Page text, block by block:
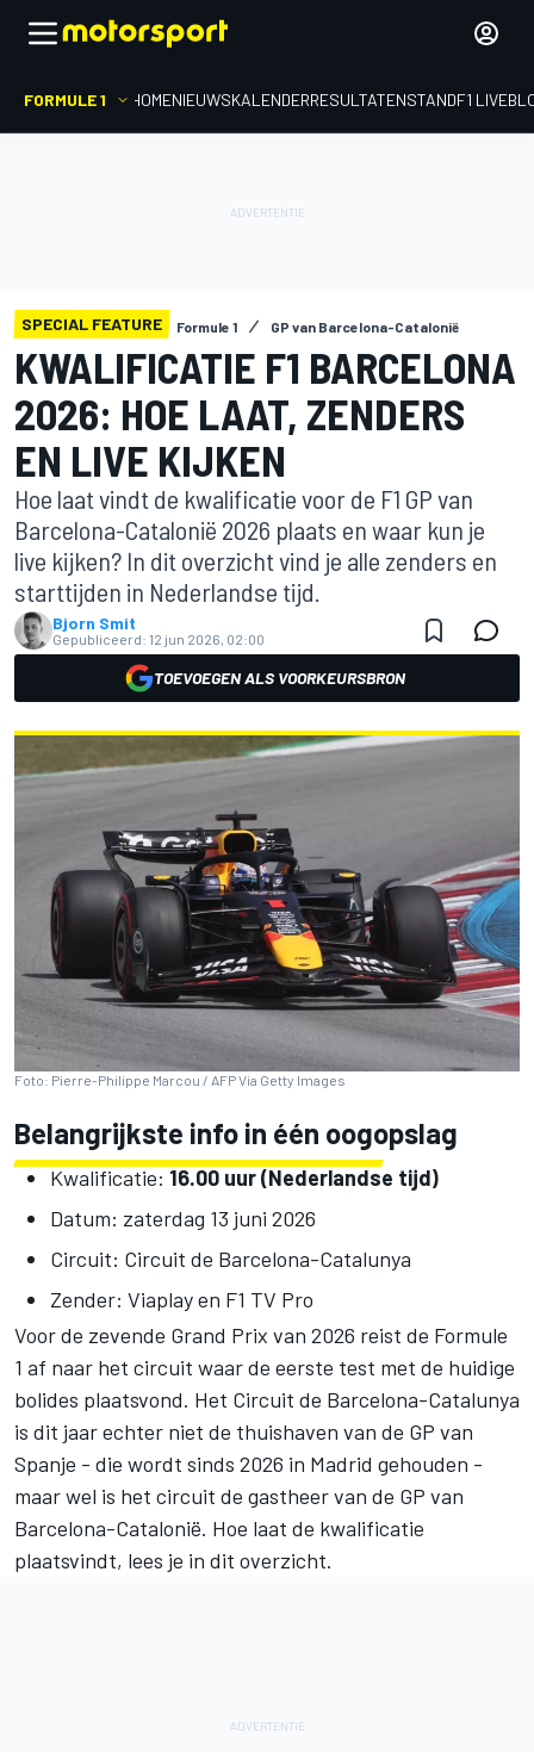
FORMULE 1 HOMENIEUWSKALENDERRESULTATENSTANDF1
SPECIAL FEATURE Formule 1 GP van Barcelona-Catalonië
KWALIFICATIE F1 BARCELONA
2026: HOE LAAT, ZENDERS
EN LIVE KIJKEN
Hoe laat vindt de kwalificatie voor de F1 GP van
Barcelona-Catalonië 2026 plaats en waar kun je
live kijken? In dit overzicht vind je alle zenders en
starttijden in Nederlandse tijd.
Bjorn Smit
Gepubliceerd: 12 jun 2026, 02:00
TOEVOEGEN ALS VOORKEURSBRON
Foto: Pierre-Philippe Marcou / AFP Via Getty Images
Belangrijkste info in één oogopslag
Kwalificatie: 16.00 uur (Nederlandse tijd)
Datum: zaterdag 13 juni 2026
Circuit: Circuit de Barcelona-Catalunya
Zender: Viaplay en F1 TV Pro
Voor de zevende Grand Prix van 2026 reist de Formule
1 af naar het circuit waar de eerste test met de huidige
bolides plaatsvond. Het Circuit de Barcelona-Catalunya
is dit jaar echter niet de thuishaven van de GP van
Spanje - die wordt sinds 2026 in Madrid gehouden -
maar wel is het circuit de gastheer van de GP van
Barcelona-Catalonië. Hoe laat de kwalificatie
plaatsvindt, lees je in dit overzicht.